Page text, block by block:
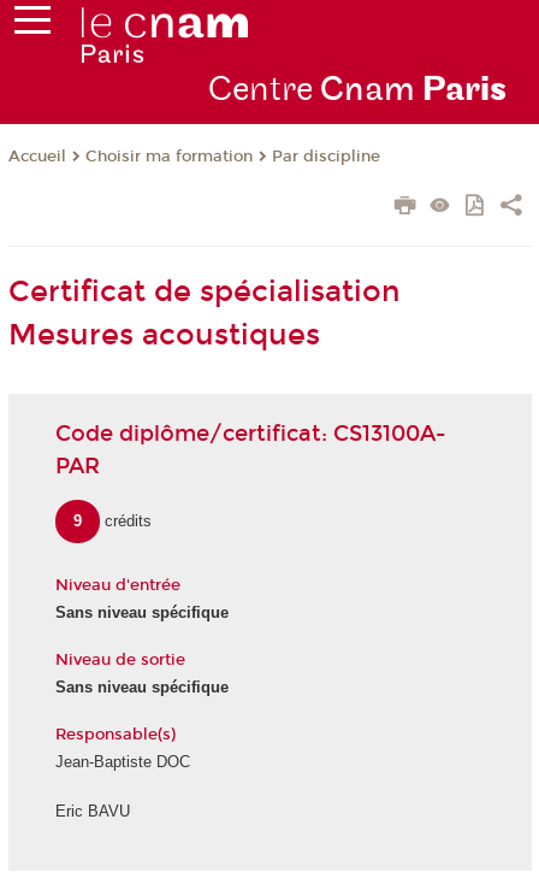
Centre Cnam Paris
Accueil Choisir ma formation Par discipline
Certificat de spécialisation
Mesures acoustiques
Code diplôme/certificat: CS13100A-
PAR
9 crédits
Niveau d'entrée
Sans niveau spécifique
Niveau de sortie
Sans niveau spécifique
Responsable(s)
Jean-Baptiste DOC
Eric BAVU